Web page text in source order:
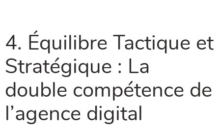
4. Équilibre Tactique et
Stratégique : La
double compétence de
l’agence digital